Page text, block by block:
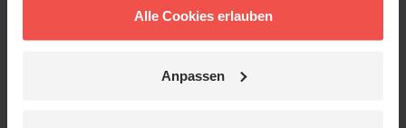
Alle Cookies erlauben
Anpassen